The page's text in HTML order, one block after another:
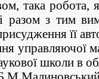
така робота,
разом з тим
її
школи в